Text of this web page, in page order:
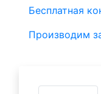
Бесплатная
Производим